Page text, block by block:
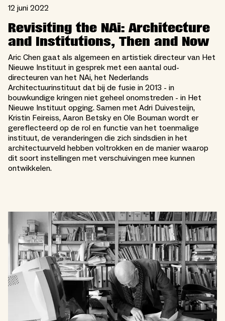
12 juni 2022
Revisiting the NAi: Architecture
and Institutions, Then and Now
Aric Chen gaat als algemeen en artistiek directeur van Het
Nieuwe Instituut in gesprek met een aantal oud-
directeuren van het NAi, het Nederlands
Architectuurinstituut dat bij de fusie in 2013 - in
bouwkundige kringen niet geheel onomstreden - in Het
Nieuwe Instituut opging. Samen met Adri Duivesteijn,
Kristin Feireiss, Aaron Betsky en Ole Bouman wordt er
gereflecteerd op de rol en functie van het toenmalige
instituut, de veranderingen die zich sindsdien in het
architectuurveld hebben voltrokken en de manier waarop
dit soort instellingen met verschuivingen mee kunnen
ontwikkelen.